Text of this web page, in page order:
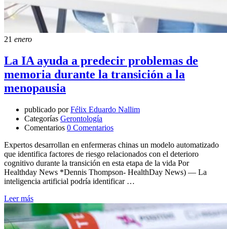
21 enero
La IA ayuda a predecir problemas de
memoria durante la transición a la
menopausia
publicado por Félix Eduardo Nallim
Categorías Gerontología
Comentarios 0 Comentarios
Expertos desarrollan en enfermeras chinas un modelo automatizado
que identifica factores de riesgo relacionados con el deterioro
cognitivo durante la transición en esta etapa de la vida Por
Healthday News *Dennis Thompson- HealthDay News) — La
inteligencia artificial podría identificar …
Leer más